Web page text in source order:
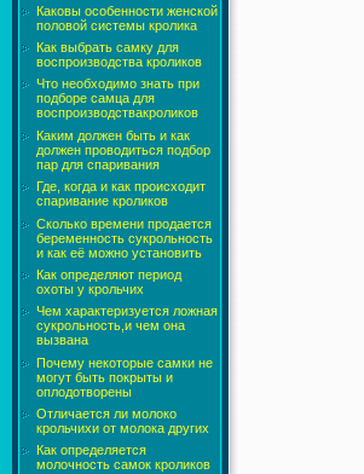
Каковы особенности женской
половой системы кролика
Как выбрать самку для
воспроизводства кроликов
Что необходимо знать при
подборе самца для
воспроизводствакроликов
Каким должен быть и как
должен проводиться подбор
пар для спаривания
Где, когда и как происходит
спаривание кроликов
Сколько времени продается
беременность сукрольность
и как её можно установить
Как определяют период
охоты у крольчих
Чем характеризуется ложная
сукрольность,и чем она
вызвана
Почему некоторые самки не
могут быть покрыты и
оплодотворены
Отличается ли молоко
крольчихи от молока других
Как определяется
молочность самок кроликов